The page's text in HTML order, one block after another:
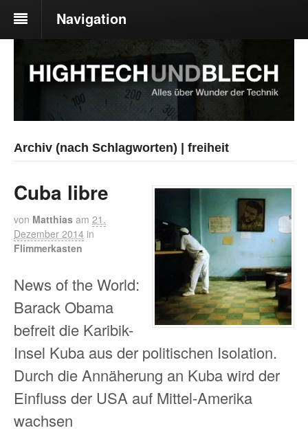
Navigation
Archiv (nach Schlagworten) | freiheit
Cuba libre
von Matthias am 21.
Dezember 2014 in
Flimmerkasten
News of the World:
Barack Obama
befreit die Karibik-
Insel Kuba aus der politischen Isolation.
Durch die Annäherung an Kuba wird der
Einfluss der USA auf Mittel-Amerika
wachsen